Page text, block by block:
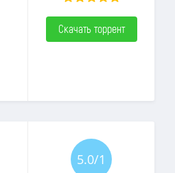
Скачать торрент
5.0/1